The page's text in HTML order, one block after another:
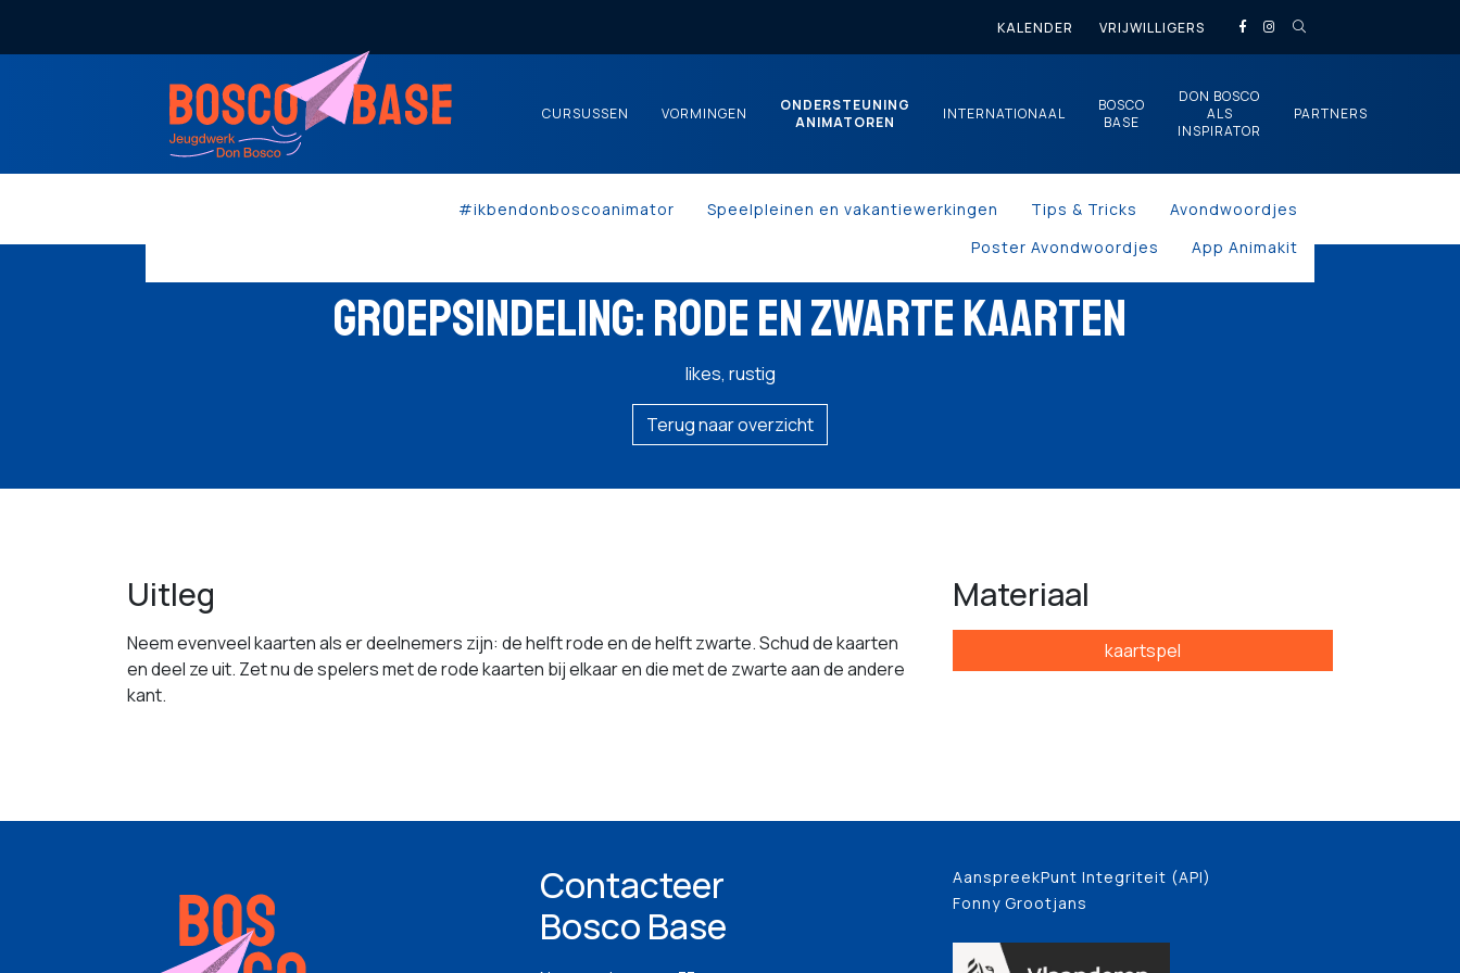
KALENDER VRIJWILLIGERS
CURSUSSEN VORMINGEN
ONDERSTEUNING
ANIMATOREN
#ikbendonboscoanimator Speelpleinen en vakantiewerkingen Tips & Tricks
Avondwoordjes
Poster Avondwoordjes
App Animakit
INTERNATIONAAL
BOSCO
BASE
DON BOSCO
ALS
INSPIRATOR
PARTNERS
GROEPSINDELING: RODE EN ZWARTE KAARTEN
likes, rustig
Terug naar overzicht
Uitleg
Neem evenveel kaarten als er deelnemers zijn: de helft rode en de helft zwarte. Schud de kaarten
en deel ze uit. Zet nu de spelers met de rode kaarten bij elkaar en die met de zwarte aan de andere
kant.
Materiaal
kaartspel
Contacteer
Bosco Base
AanspreekPunt Integriteit (API)
Fonny Grootjans